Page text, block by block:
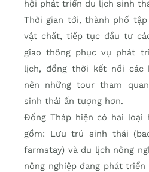
hội phát triển du lịch sinh
Thời gian tới, thành phố
vật chất, tiếp tục đầu tư
giao thông phục vụ phát
lịch, đồng thời kết nối các
nên những tour tham
sinh thái ấn tượng hơn.
Đồng Tháp hiện có hai loại
gồm: Lưu trú sinh thái
farmstay) và du lịch nông
nông nghiệp đang phát